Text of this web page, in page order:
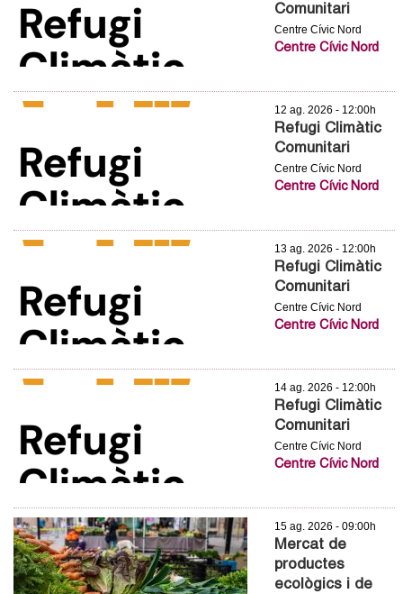
Comunitari
Centre Cívic Nord
Centre Cívic Nord
12 ag. 2026 - 12:00h
Refugi Climàtic
Comunitari
Centre Cívic Nord
Centre Cívic Nord
13 ag. 2026 - 12:00h
Refugi Climàtic
Comunitari
Centre Cívic Nord
Centre Cívic Nord
14 ag. 2026 - 12:00h
Refugi Climàtic
Comunitari
Centre Cívic Nord
Centre Cívic Nord
15 ag. 2026 - 09:00h
Mercat de
productes
ecològics i de